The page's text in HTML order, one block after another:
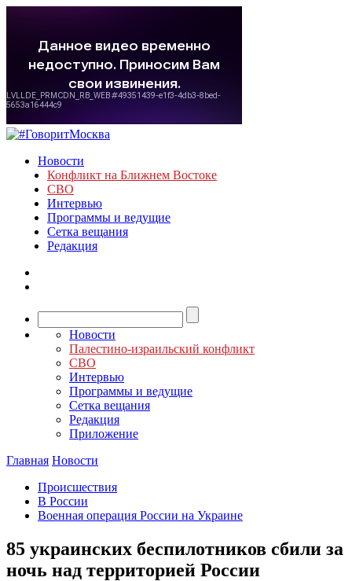
Новости
Конфликт на Ближнем Востоке
СВО
Интервью
Программы и ведущие
Сетка вещания
Редакция
Новости
Палестино-израильский конфликт
СВО
Интервью
Программы и ведущие
Сетка вещания
Редакция
Приложение
Главная Новости
Происшествия
В России
Военная операция России на Украине
85 украинских беспилотников сбили за
ночь над территорией России